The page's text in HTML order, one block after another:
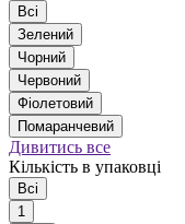
Всі
Зелений
Чорний
Червоний
Фіолетовий
Помаранчевий
Дивитись все
Кількість в упаковці
Всі
1